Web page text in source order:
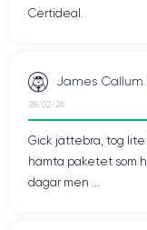
Certideal.
James
28/02/26
Gick jättebra, tog lite
hämta paketet som
dagar men ...